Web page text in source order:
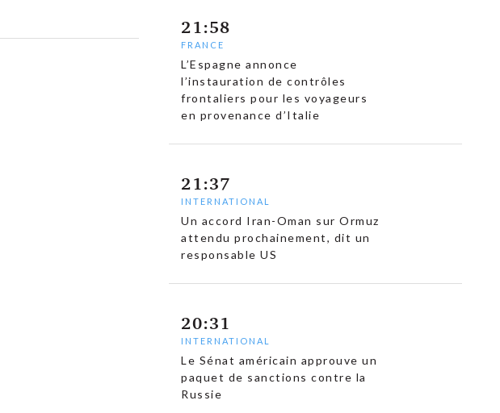
21:58
FRANCE
L’Espagne annonce
l’instauration de contrôles
frontaliers pour les voyageurs
en provenance d’Italie
21:37
INTERNATIONAL
Un accord Iran-Oman sur Ormuz
attendu prochainement, dit un
responsable US
20:31
INTERNATIONAL
Le Sénat américain approuve un
paquet de sanctions contre la
Russie